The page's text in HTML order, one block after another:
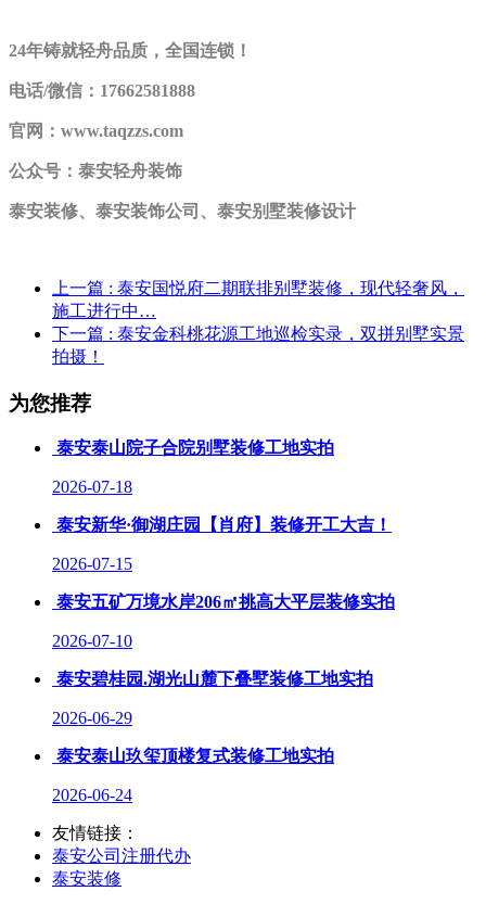
24年铸就轻舟品质，全国连锁！
电话/微信：17662581888
官网：www.taqzzs.com
公众号：泰安轻舟装饰
泰安装修、泰安装饰公司、泰安别墅装修设计
上一篇 : 泰安国悦府二期联排别墅装修，现代轻奢风，
施工进行中…
下一篇 : 泰安金科桃花源工地巡检实录，双拼别墅实景
拍摄！
为您推荐
泰安泰山院子合院别墅装修工地实拍
2026-07-18
泰安新华·御湖庄园【肖府】装修开工大吉！
2026-07-15
泰安五矿万境水岸206㎡挑高大平层装修实拍
2026-07-10
泰安碧桂园.湖光山麓下叠墅装修工地实拍
2026-06-29
泰安泰山玖玺顶楼复式装修工地实拍
2026-06-24
友情链接：
泰安公司注册代办
泰安装修